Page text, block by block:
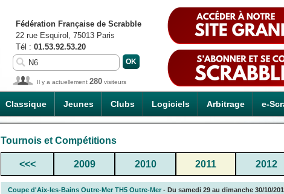
Classique Jeunes Clubs Logiciels Arbitrage e-
Fédération Française de Scrabble
22 rue Esquirol, 75013 Paris
Tél : 01.53.92.53.20
Il y a actuellement 280 visiteurs
Tournois et Compétitions
<<< 2009 2010 2011 2012
Coupe d'Aix-les-Bains Outre-Mer TH5 Outre-Mer - Du samedi 29 au dimanche 30/10/